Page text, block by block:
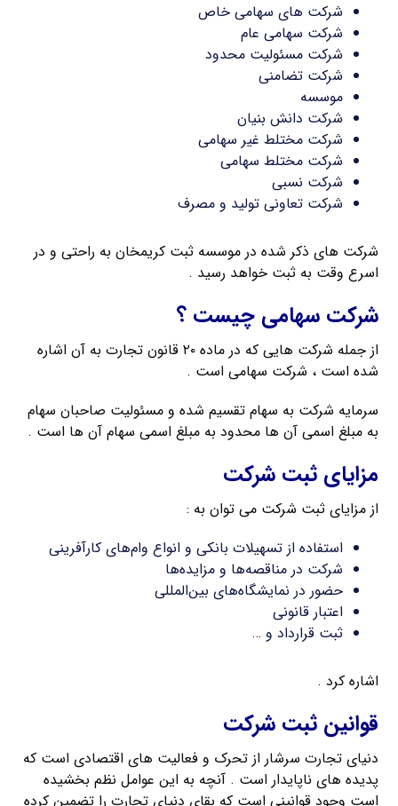
شرکت های سهامی خاص
شرکت سهامی عام
شرکت مسئولیت محدود
شرکت تضامنی
موسسه
شرکت دانش بنیان
شرکت مختلط غیر سهامی
شرکت مختلط سهامی
شرکت نسبی
شرکت تعاونی تولید و مصرف
شرکت های ذکر شده در موسسه ثبت کریمخان به راحتی و در
اسرع وقت به ثبت خواهد رسید .
شرکت سهامی چیست ؟
از جمله شرکت هایی که در ماده ۲۰ قانون تجارت به آن اشاره
شده است ، شرکت سهامی است .
سرمایه شرکت به سهام تقسیم شده و مسئولیت صاحبان سهام
به مبلغ اسمی آن ها محدود به مبلغ اسمی سهام آن ها است .
مزایای ثبت شرکت
از مزایای ثبت شرکت می توان به :
استفاده از تسهیلات بانکی و انواع وام‌های کارآفرینی
شرکت در مناقصه‌ها و مزایده‌ها
حضور در نمایشگاه‌های بین‌المللی
اعتبار قانونی
ثبت قرارداد و …
اشاره کرد .
قوانین ثبت شرکت
دنیای تجارت سرشار از تحرک و فعالیت های اقتصادی است که
پدیده های ناپایدار است . آنچه به این عوامل نظم بخشیده
است وجود قوانینی است که بقای دنیای تجارت را تضمین کرده